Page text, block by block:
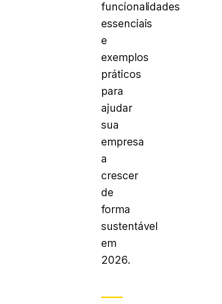
funcionalidades
essenciais
e
exemplos
práticos
para
ajudar
sua
empresa
a
crescer
de
forma
sustentável
em
2026.